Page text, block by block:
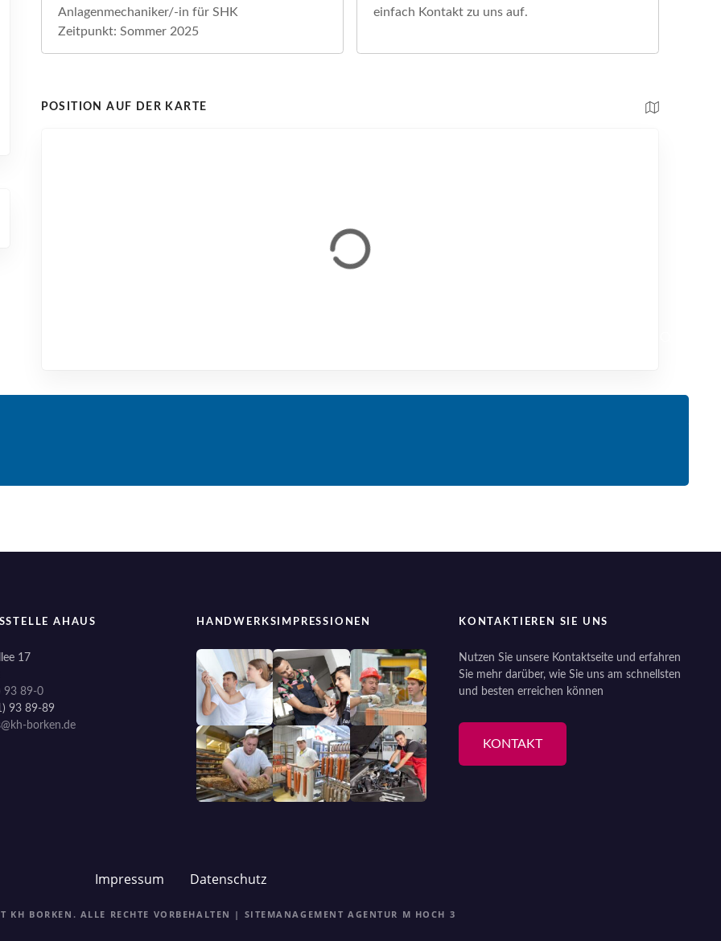
Anlagenmechaniker/-in für SHK
Zeitpunkt: Sommer 2025
einfach Kontakt zu uns auf.
POSITION AUF DER KARTE
AHAUS
17
93 89-0
93 89-89
borken.de
HANDWERKSIMPRESSIONEN KONTAKTIEREN SIE UNS
Nutzen Sie unsere Kontaktseite und erfahren
Sie mehr darüber, wie Sie uns am schnellsten
und besten erreichen können
KONTAKT
Impressum Datenschutz
KH BORKEN. ALLE RECHTE VORBEHALTEN | SITEMANAGEMENTAGENTUR M HOCH 3